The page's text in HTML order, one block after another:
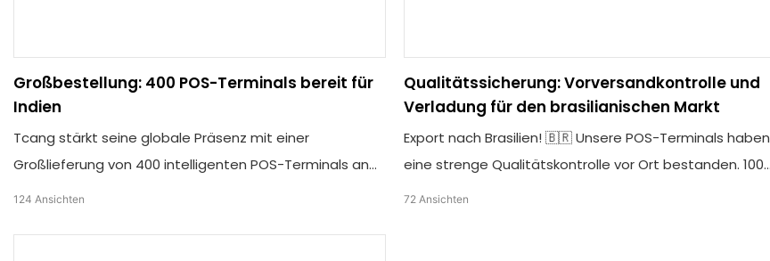
Großbestellung: 400 POS-Terminals bereit für
Indien
Tcang stärkt seine globale Präsenz mit einer
Großlieferung von 400 intelligenten POS-Terminals an
den indischen Markt. Wir unterstützen den
124 Ansichten
Qualitätssicherung: Vorversandkontrolle und
Verladung für den brasilianischen Markt
Export nach Brasilien! 🇧🇷 Unsere POS-Terminals haben
eine strenge Qualitätskontrolle vor Ort bestanden. 100
% Qualitätsgarantie. Sie werden nun sicher für den
72 Ansichten